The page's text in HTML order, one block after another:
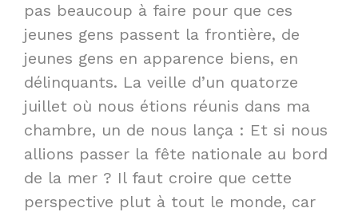
pas beaucoup à faire pour que ces
jeunes gens passent la frontière, de
jeunes gens en apparence biens, en
délinquants. La veille d’un quatorze
juillet où nous étions réunis dans ma
chambre, un de nous lança : Et si nous
allions passer la fête nationale au bord
de la mer ? Il faut croire que cette
perspective plut à tout le monde, car